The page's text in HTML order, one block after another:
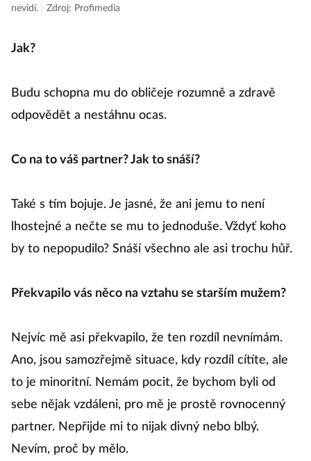
nevidí.
Zdroj: Profimedia
Jak?
Budu schopna mu do obličeje rozumně a zdravě
odpovědět a nestáhnu ocas.
Co na to váš partner? Jak to snáší?
Také s tím bojuje. Je jasné, že ani jemu to není
lhostejné a nečte se mu to jednoduše. Vždyť koho
by to nepopudilo? Snáší všechno ale asi trochu hůř.
Překvapilo vás něco na vztahu se starším mužem?
Nejvíc mě asi překvapilo, že ten rozdíl nevnímám.
Ano, jsou samozřejmě situace, kdy rozdíl cítíte, ale
to je minoritní. Nemám pocit, že bychom byli od
sebe nějak vzdáleni, pro mě je prostě rovnocenný
partner. Nepřijde mi to nijak divný nebo blbý.
Nevím, proč by mělo.